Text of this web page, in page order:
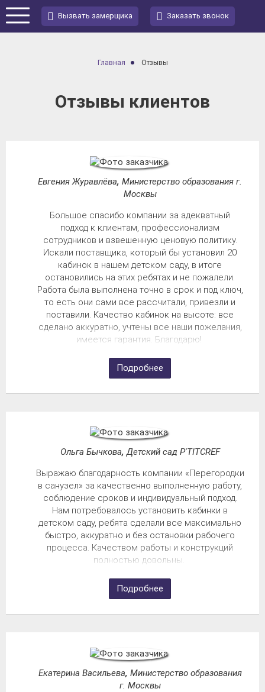
Вызвать замерщика Заказать звонок
Главная Отзывы
Отзывы клиентов
Евгения Журавлёва, Министерство образования г.
Москвы
Большое спасибо компании за адекватный
подход к клиентам, профессионализм
сотрудников и взвешенную ценовую политику.
Искали поставщика, который бы установил 20
кабинок в нашем детском саду, в итоге
остановились на этих ребятах и не пожалели.
Работа была выполнена точно в срок и под ключ,
то есть они сами все рассчитали, привезли и
поставили. Качество кабинок на высоте: все
сделано аккуратно, учтены все наши пожелания,
имеется гарантия. Благодарю!
Подробнее
Ольга Бычкова,Детский сад P'TITCREF
Выражаю благодарность компании «Перегородки
в санузел» за качественно выполненную работу,
соблюдение сроков и индивидуальный подход.
Нам потребовалось установить кабинки в
детском саду, ребята сделали все максимально
быстро, аккуратно и без остановки рабочего
процесса. Качеством работы и конструкций
полностью довольны.
Подробнее
Екатерина Васильева, Министерство образования
г. Москвы